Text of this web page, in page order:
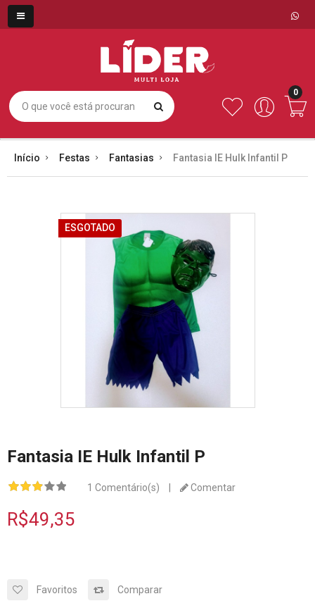
0
Início Festas Fantasias Fantasia IE Hulk Infantil P
ESGOTADO
Fantasia IE Hulk Infantil P
1 Comentário(s) Comentar
R$49,35
Favoritos Comparar